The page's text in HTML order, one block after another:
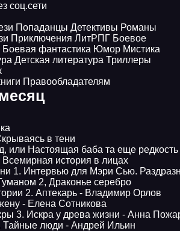
соц.сети
Попаданцы Детективы Романы
Приключения ЛитРПГ Боевое
Боевая фантастика Юмор Мистика
Детская литература Триллеры
Правообладателям
в тени
или Настоящая баба та еще редкость
Всемирная история в лицах
1. Интервью для Мэри Сью.
2, Драконье серебро
2. Аптекарь - Владимир Орлов
- Елена Сотникова
3. Искра у древа жизни - Анна
Тайные люди - Андрей Ильин